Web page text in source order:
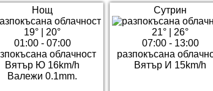
Нощ
19°
20°
01:00 - 07:00
облачност
Вятър Ю 16km/h
Валежи 0.1mm.
Сутрин
21°
26°
07:00 - 13:00
разпокъсана
Вятър И 15km/h